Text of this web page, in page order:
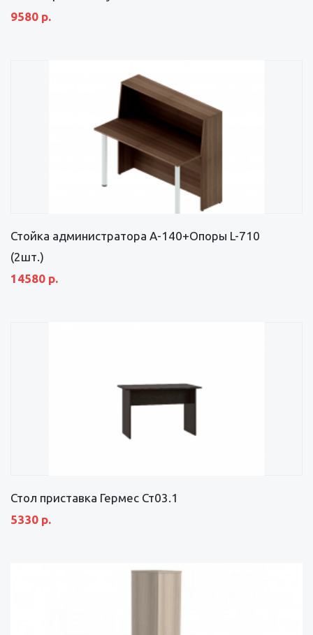
9580 р.
Стойка администратора А-140+Опоры L-710
(2шт.)
14580 р.
Стол приставка Гермес Ст03.1
5330 р.